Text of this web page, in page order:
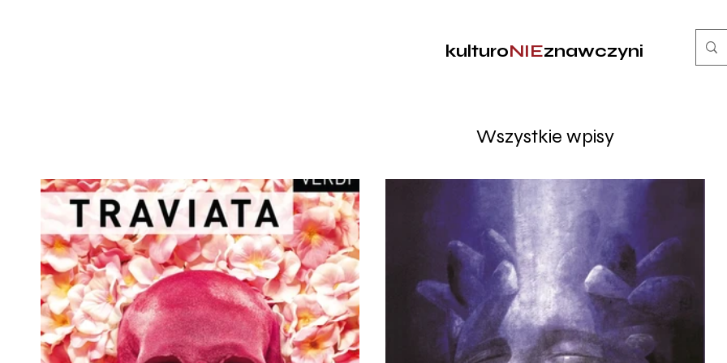
kulturoNIEznawczyni
Wszystkie wpisy